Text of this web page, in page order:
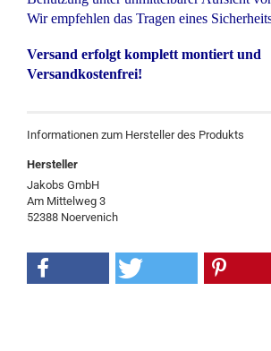
Wir empfehlen das Tragen eines
Versand erfolgt komplett montiert und
Versandkostenfrei!
Informationen zum Hersteller des Produkts
Hersteller
Jakobs GmbH
Am Mittelweg 3
52388 Noervenich